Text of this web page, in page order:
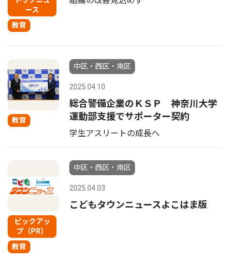
ース
教育
教育
中区・西区・南区
2025.04.10
総合警備企業のＫＳＰ 神奈川大学
運動部支援でサポーター契約
学生アスリートの成長へ
ピックアッ
プ（PR）
教育
中区・西区・南区
2025.04.03
こどもタウンニュースよこはま版